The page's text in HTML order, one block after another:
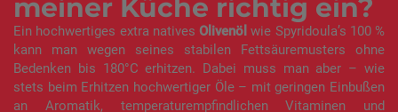
meiner Küche richtig ein?
Ein hochwertiges extra natives Olivenöl wie Spyridoula’s 100 %
kann man wegen seines stabilen Fettsäuremusters ohne
Bedenken bis 180°C erhitzen. Dabei muss man aber – wie
stets beim Erhitzen hochwertiger Öle – mit geringen Einbußen
an Aromatik, temperaturempfindlichen Vitaminen und